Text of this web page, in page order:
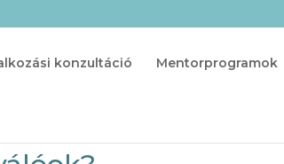
konzultáció Mentorprogramok